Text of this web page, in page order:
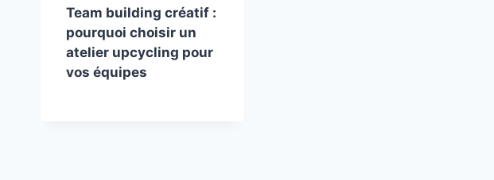
Team building créatif :
pourquoi choisir un
atelier upcycling pour
vos équipes